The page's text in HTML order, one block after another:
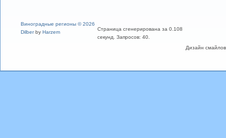
Дизайн
Виноградные регионы © 2026
Dilberby Harzem
Страница сгенерирована за 0.108
секунд. Запросов: 40.